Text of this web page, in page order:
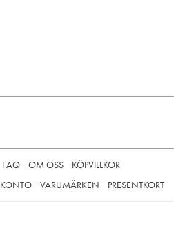
FAQ OM OSS
KÖPVILLKOR
KONTO VARUMÄRKEN PRESENTKORT